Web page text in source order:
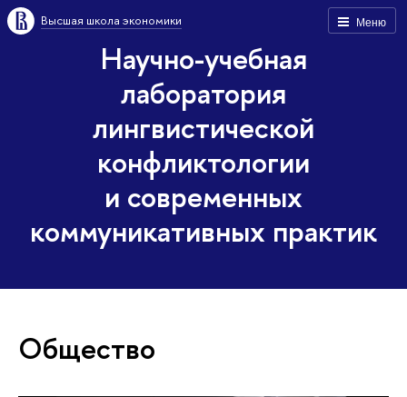
Меню
Высшая школа экономики
Научно-учебная
лаборатория
лингвистической
конфликтологии
и современных
коммуникативных практик
Общество